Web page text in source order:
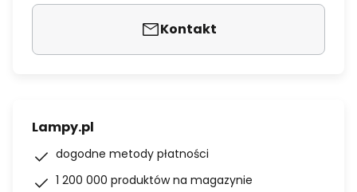
Kontakt
Lampy.pl
dogodne metody płatności
1 200 000 produktów na magazynie